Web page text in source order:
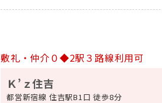
敷礼・仲介０◆2駅３路線利用可
Ｋ’ｚ住吉
都営新宿線 住吉駅B1口 徒歩8分